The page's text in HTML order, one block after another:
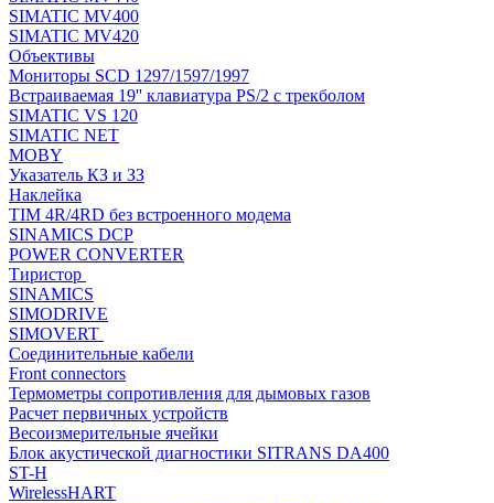
SIMATIC MV400
SIMATIC MV420
Объективы
Мониторы SCD 1297/1597/1997
Встраиваемая 19'' клавиатура PS/2 с трекболом
SIMATIC VS 120
SIMATIC NET
MOBY
Указатель КЗ и ЗЗ
Наклейка
TIM 4R/4RD без встроенного модема
SINAMICS DCP
POWER CONVERTER
Тиристор
SINAMICS
SIMODRIVE
SIMOVERT
Соединительные кабели
Front connectors
Термометры сопротивления для дымовых газов
Расчет первичных устройств
Весоизмерительные ячейки
Блок акустической диагностики SITRANS DA400
ST-H
WirelessHART